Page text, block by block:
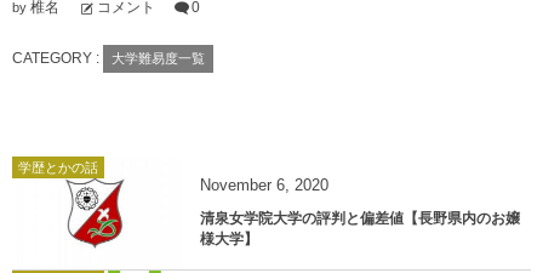
by 椎名 コメント 0
CATEGORY : 大学難易度一覧
学歴とかの話
November 6, 2020
清泉女学院大学の評判と偏差値【長野県内のお嬢
様大学】